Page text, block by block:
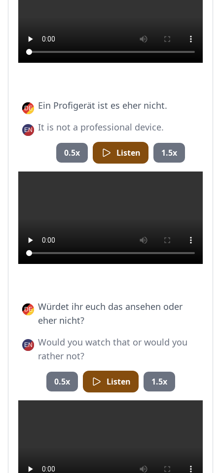
Ein Profigerät ist es eher nicht.
It is not a professional device.
0.5x Listen 1.5x
Würdet ihr euch das ansehen oder
eher nicht?
Would you watch that or would you
rather not?
0.5x Listen 1.5x